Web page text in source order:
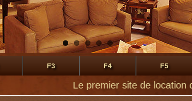
F3 F4 F5
Le premier site de location